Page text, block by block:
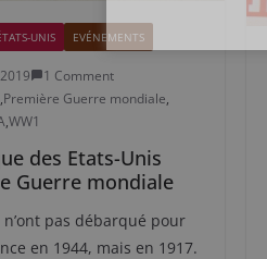
UNIS EVÉNEMENTS
1 Comment
,Première Guerre mondiale,
,WW1
des Etats-Unis
Guerre mondiale
pas débarqué pour
en 1944, mais en 1917.